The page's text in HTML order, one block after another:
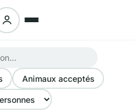
Animaux acceptés